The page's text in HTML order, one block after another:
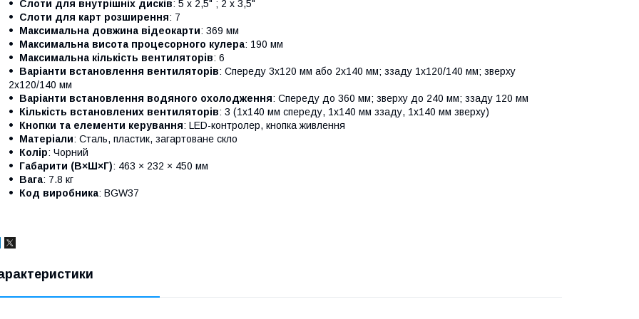
Слоти для внутрішніх дисків: 5 x 2,5" ; 2 x 3,5"
Слоти для карт розширення: 7
Максимальна довжина відеокарти: 369 мм
Максимальна висота процесорного кулера: 190 мм
Максимальна кількість вентиляторів: 6
Варіанти встановлення вентиляторів: Спереду 3x120 мм або 2x140 мм; ззаду 1x120/140 мм; зверху
2x120/140 мм
Варіанти встановлення водяного охолодження: Спереду до 360 мм; зверху до 240 мм; ззаду 120 мм
Кількість встановлених вентиляторів: 3 (1x140 мм спереду, 1x140 мм ззаду, 1x140 мм зверху)
Кнопки та елементи керування: LED-контролер, кнопка живлення
Матеріали: Сталь, пластик, загартоване скло
Колір: Чорний
Габарити (В×Ш×Г): 463 × 232 × 450 мм
Вага: 7.8 кг
Код виробника: BGW37